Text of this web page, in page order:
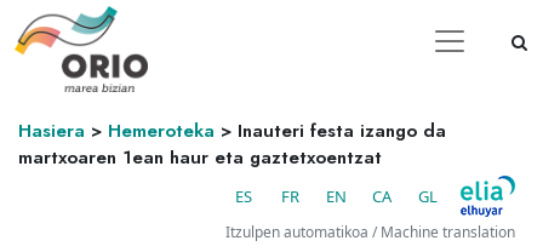
Hasiera > Hemeroteka > Inauteri festa izango da
martxoaren 1ean haur eta gaztetxoentzat
ES FR EN CA GL
Itzulpen automatikoa / Machine translation